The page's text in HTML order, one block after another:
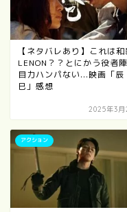
【ネタバレあり】これは和
LENON？？とにかう役者
目力ハンパない...映画「辰
巳」感想
2025年3月
アクション